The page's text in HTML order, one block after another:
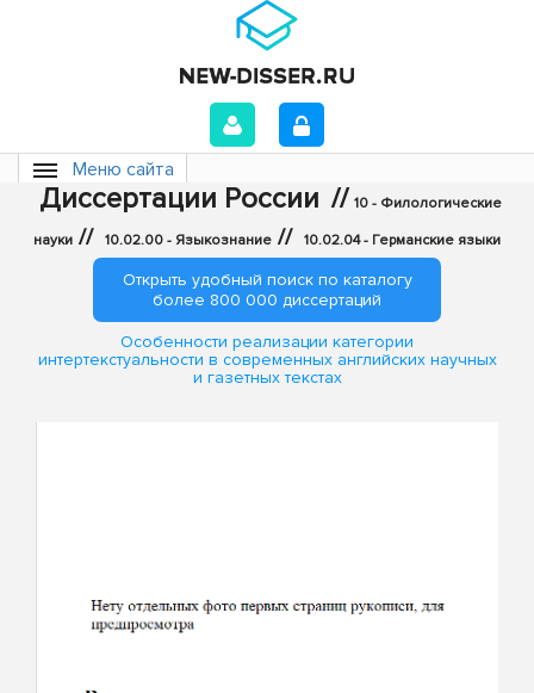
Меню сайта
Диссертации России // 10 - Филологические
науки // 10.02.00 - Языкознание // 10.02.04 - Германские языки
Открыть удобный поиск по каталогу
более 800 000 диссертаций
Особенности реализации категории
интертекстуальности в современных английских научных
и газетных текстах